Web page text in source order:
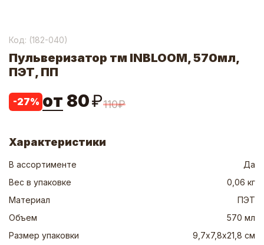
Код: (182-040)
Пульверизатор тм INBLOOM, 570мл,
ПЭТ, ПП
-27% от 80₽110₽
Характеристики
В ассортименте
Да
Вес в упаковке
0,06 кг
Материал
ПЭТ
Объем
570 мл
Размер упаковки
9,7х7,8х21,8 см